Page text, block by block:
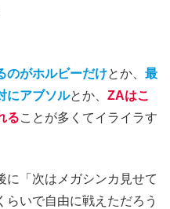
のがホルビーだけとか、 最
にアブソルとか、 ZAはこ
ることが多くてイライラす
に「次はメガシンカ見せて
らいで自由に戦えただろう